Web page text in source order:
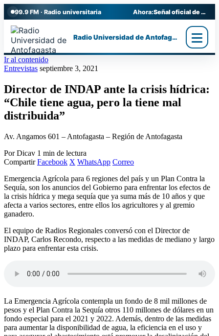
99.9 FM · Radio universitaria Ahora: Señal oficial de Radio UA
Radio Universidad de Antofagasta
Ir al contenido
Entrevistas septiembre 3, 2021
Director de INDAP ante la crisis hídrica:
“Chile tiene agua, pero la tiene mal
distribuida”
Av. Angamos 601 – Antofagasta – Región de Antofagasta
Por Dicav 1 min de lectura
Compartir Facebook X WhatsApp Correo
Emergencia Agrícola para 6 regiones del país y un Plan Contra la
Sequía, son los anuncios del Gobierno para enfrentar los efectos de
la crisis hídrica y mega sequía que ya suma más de 10 años y que
afecta a varios sectores, entre ellos los agricultores y al gremio
ganadero.
El equipo de Radios Regionales conversó con el Director de
INDAP, Carlos Recondo, respecto a las medidas de mediano y largo
plazo para enfrentar esta crisis.
La Emergencia Agrícola contempla un fondo de 8 mil millones de
pesos y el Plan Contra la Sequía otros 110 millones de dólares en un
fondo especial para el 2021 y 2022. Además, dentro de las medidas
para aumentar la disponibilidad de agua, la eficiencia en el uso y